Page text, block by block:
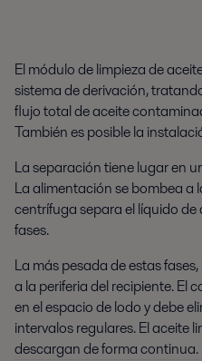
El módulo de limpieza de
sistema de derivación,
flujo total de aceite
También es posible la
La separación tiene lugar en
La alimentación se bombea a
centrífuga separa el líquido
fases.
La más pesada de estas
a la periferia del recipiente. El
en el espacio de lodo y debe
intervalos regulares. El aceite
descargan de forma continua.